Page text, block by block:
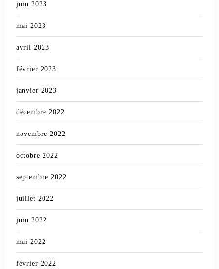
juin 2023
mai 2023
avril 2023
février 2023
janvier 2023
décembre 2022
novembre 2022
octobre 2022
septembre 2022
juillet 2022
juin 2022
mai 2022
février 2022